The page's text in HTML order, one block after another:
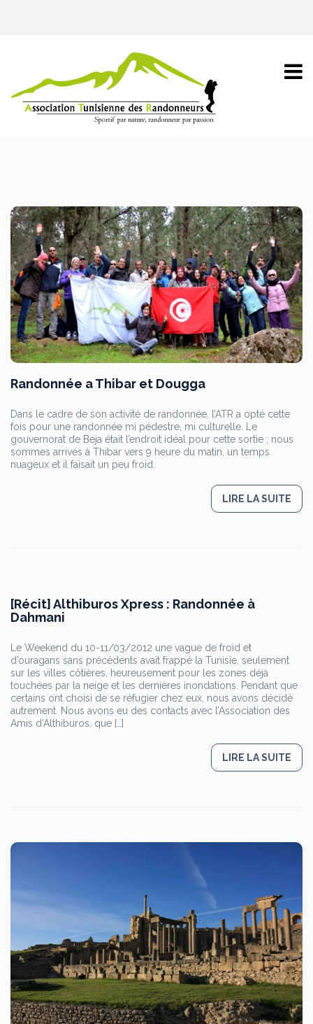
Randonnée a Thibar et Dougga
Dans le cadre de son activité de randonnée, l’ATR a opté cette
fois pour une randonnée mi pédestre, mi culturelle. Le
gouvernorat de Béja était l’endroit idéal pour cette sortie ; nous
sommes arrivés à Thibar vers 9 heure du matin, un temps
nuageux et il faisait un peu froid.
LIRE LA SUITE
[Récit] Althiburos Xpress : Randonnée à
Dahmani
Le Weekend du 10-11/03/2012 une vague de froid et
d’ouragans sans précédents avait frappé la Tunisie, seulement
sur les villes côtières, heureusement pour les zones déjà
touchées par la neige et les dernières inondations. Pendant que
certains ont choisi de se réfugier chez eux, nous avons décidé
autrement. Nous avons eu des contacts avec l’Association des
Amis d’Althiburos, que […]
LIRE LA SUITE